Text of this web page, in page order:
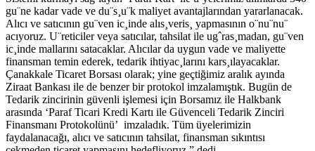
gu¨ne kadar vade ve du¨s¸u¨k maliyet avantajlarından yararlanacak.
Alıcı ve satıcının gu¨ven ic¸inde alıs¸veris¸ yapmasının o¨nu¨nu¨
acıyoruz. U¨reticiler veya satıcılar, tahsilat ile ugˆras¸madan, gu¨ven
ic¸inde mallarını satacaklar. Alıcılar da uygun vade ve maliyette
finansman temin ederek, tedarik ihtiyac¸larını kars¸ılayacaklar.
Çanakkale Ticaret Borsası olarak; yine geçtiğimiz aralık ayında
Ziraat Bankası ile de benzer bir protokol imzalamıştık. Bugün de
Tedarik zincirinin güvenli işlemesi için Borsamız ile Halkbank
arasında ‘Paraf Ticari Kredi Kartı ile Güvenceli Tedarik Zinciri
Finansmanı Protokolünü’ imzaladık. Tüm üyelerimizin
faydalanacağı, alıcı ve satıcının tahsilat, finansman sıkıntısı